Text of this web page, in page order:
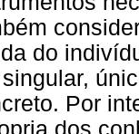
do
Por
dos